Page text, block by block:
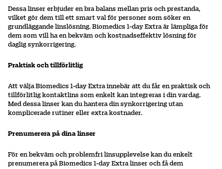
Dessa linser erbjuder en bra balans mellan pris och prestanda,
vilket gör dem till ett smart val för personer som söker en
grundläggande linslösning. Biomedics 1-day Extra är lämpliga för
dem som vill ha en bekväm och kostnadseffektiv lösning för
daglig synkorrigering.
Praktisk och tillförlitlig
Att välja Biomedics 1-day Extra innebär att du får en praktisk och
tillförlitlig kontaktlins som enkelt kan integreras i din vardag.
Med dessa linser kan du hantera din synkorrigering utan
komplicerade rutiner eller extra kostnader.
Prenumerera på dina linser
För en bekväm och problemfri linsupplevelse kan du enkelt
prenumerera på Biomedics 1-day Extra linser och få dem